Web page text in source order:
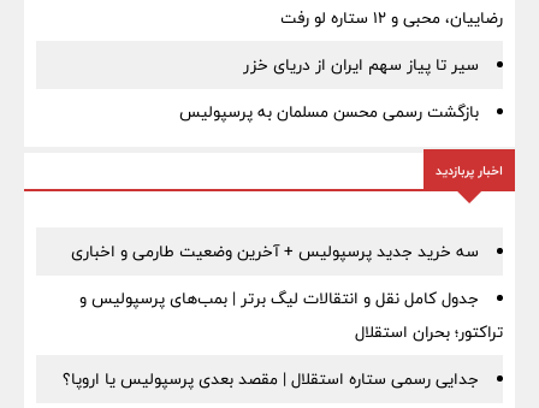
رضاییان، محبی و ۱۲ ستاره لو رفت
سیر تا پیاز سهم ایران از دریای خزر
بازگشت رسمی محسن مسلمان به پرسپولیس
اخبار پربازدید
سه خرید جدید پرسپولیس + آخرین وضعیت طارمی و اخباری
جدول کامل نقل و انتقالات لیگ برتر | بمب‌های پرسپولیس و
تراکتور؛ بحران استقلال
جدایی رسمی ستاره استقلال | مقصد بعدی پرسپولیس یا اروپا؟